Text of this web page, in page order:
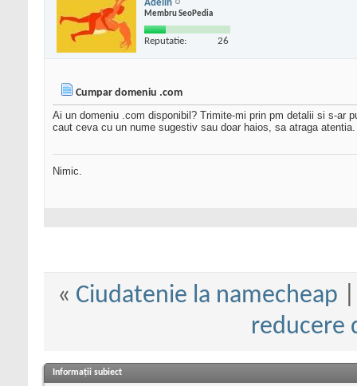
Adelin
Membru SeoPedia
Reputatie: 26
Cumpar domeniu .com
Ai un domeniu .com disponibil? Trimite-mi prin pm detalii si s-ar
caut ceva cu un nume sugestiv sau doar haios, sa atraga
Nimic.
« Ciudatenie la namecheap
reducere
Informații subiect